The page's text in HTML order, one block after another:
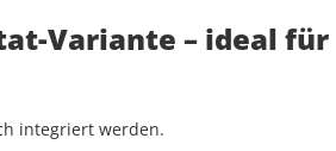
Variante – ideal für
integriert werden.